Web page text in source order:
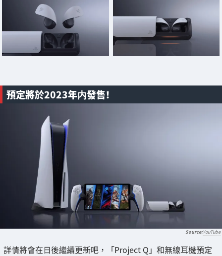
預定將於2023年内發售！
YouTube
詳情將會在日後繼續更新吧，「Project Q」和無線耳機預定